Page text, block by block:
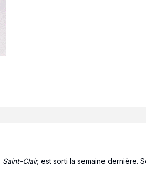
Saint-Clair, est sorti la semaine dernière.